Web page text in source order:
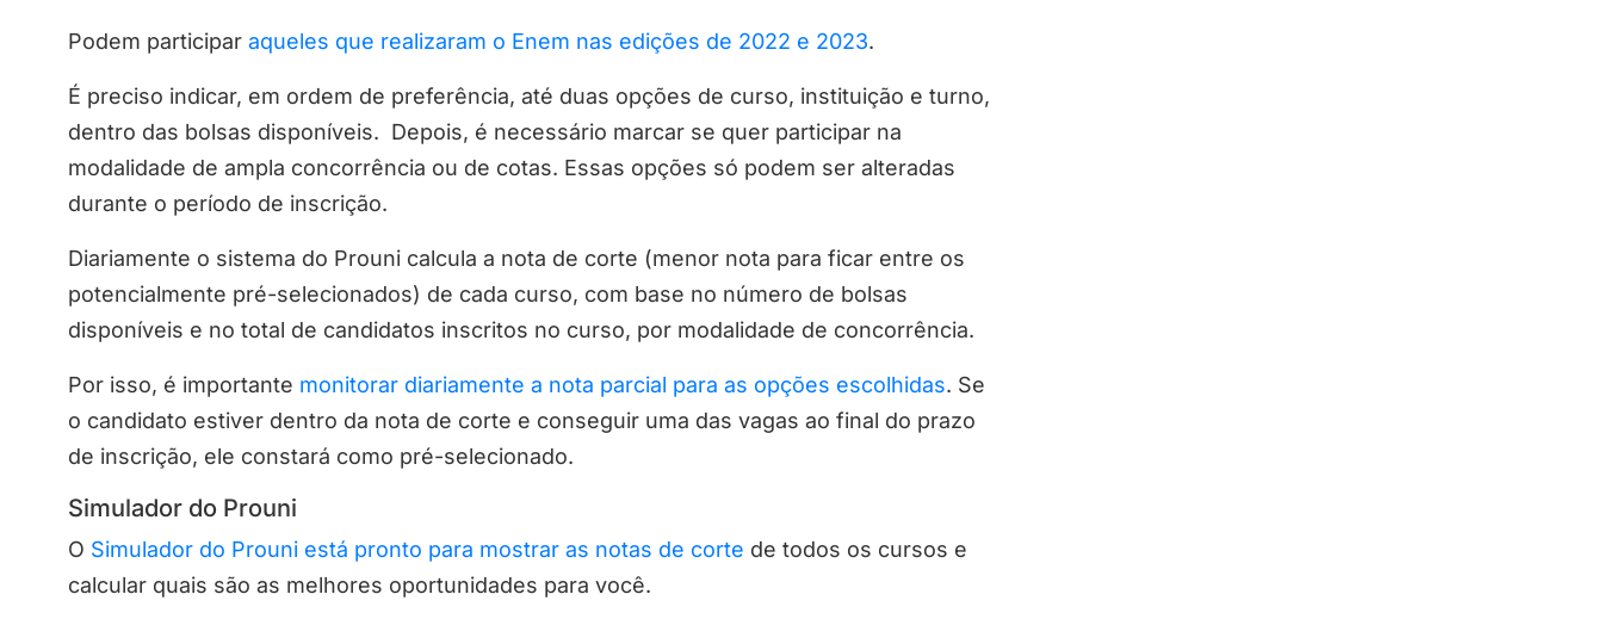
Podem participar aqueles que realizaram o Enem nas edições de 2022 e 2023.
É preciso indicar, em ordem de preferência, até duas opções de curso, instituição e turno,
dentro das bolsas disponíveis. Depois, é necessário marcar se quer participar na
modalidade de ampla concorrência ou de cotas. Essas opções só podem ser alteradas
durante o período de inscrição.
Diariamente o sistema do Prouni calcula a nota de corte (menor nota para ficar entre os
potencialmente pré-selecionados) de cada curso, com base no número de bolsas
disponíveis e no total de candidatos inscritos no curso, por modalidade de concorrência.
Por isso, é importante monitorar diariamente a nota parcial para as opções escolhidas. Se
o candidato estiver dentro da nota de corte e conseguir uma das vagas ao final do prazo
de inscrição, ele constará como pré-selecionado.
Simulador do Prouni
O Simulador do Prouni está pronto para mostrar as notas de corte de todos os cursos e
calcular quais são as melhores oportunidades para você.